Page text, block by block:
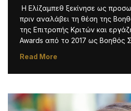
Η Ελίζαμπεθ ξεκίνησε ως
πριν αναλάβει τη θέση της
της Επιτροπής Κριτών και
Awards από το 2017 ως Βοηθός
διαδικασία αξιολόγησης. Με
των Stevie Awards,
καθοριστικό ρόλο στην τήρηση
Read More